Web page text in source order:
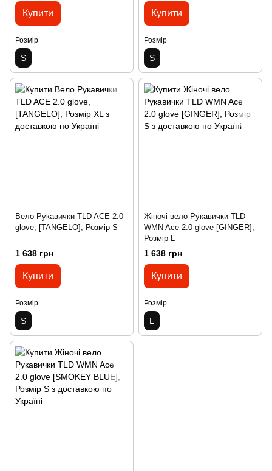
Купити
Розмір
S
Купити
Розмір
S
Вело Рукавички TLD ACE 2.0
glove, [TANGELO], Розмір S
1 638 грн
Купити
Розмір
S
Жіночі вело Рукавички TLD
WMN Ace 2.0 glove [GINGER],
Розмір L
1 638 грн
Купити
Розмір
L